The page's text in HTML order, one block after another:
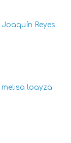
Joaquín Reyes
melisa loayza